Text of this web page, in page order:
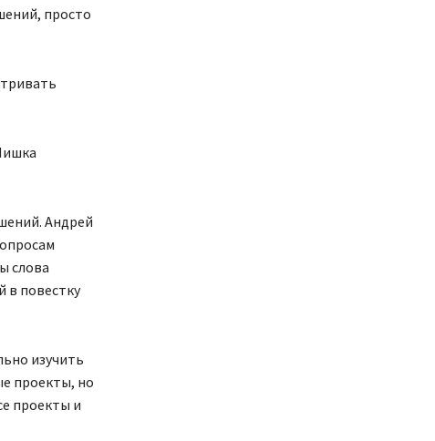
просто
Андрей
слова
в повестку
изучить
проекты, но
проекты и